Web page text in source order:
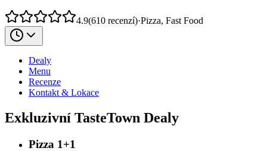
4.9(610 recenzí)·Pizza, Fast Food
Dealy
Menu
Recenze
Kontakt & Lokace
Exkluzivní TasteTown Dealy
Pizza 1+1